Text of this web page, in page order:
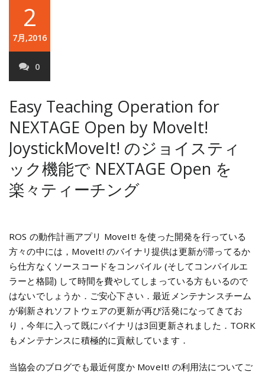
2
7月,2016
0
Easy Teaching Operation for
NEXTAGE Open by MoveIt!
JoystickMoveIt! のジョイスティ
ック機能で NEXTAGE Open を
楽々ティーチング
ROS の動作計画アプリ MoveIt! を使った開発を行っている
方々の中には，MoveIt! のバイナリ提供は更新が滞ってるか
ら仕方なくソースコードをコンパイル (そしてコンパイルエ
ラーと格闘) して時間を費やしてしまっている方もいるので
はないでしょうか．ご安心下さい．最近メンテナンスチーム
が刷新されソフトウェアの更新が再び活発になってきてお
り，今年に入って既にバイナリは3回更新されました．TORK
もメンテナンスに積極的に貢献しています．
当協会のブログでも最近何度か MoveIt! の利用法についてご